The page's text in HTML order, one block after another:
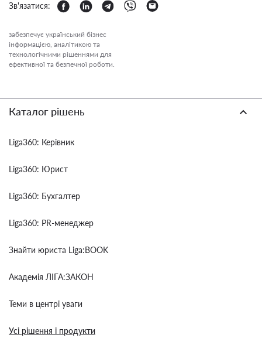
Зв'язатися:
забезпечує український бізнес
інформацією, аналітикою та
технологічними рішеннями для
ефективної та безпечної роботи.
Каталог рішень
Liga360: Керівник
Liga360: Юрист
Liga360: Бухгалтер
Liga360: PR-менеджер
Знайти юриста Liga:BOOK
Академія ЛІГА:ЗАКОН
Теми в центрі уваги
Усі рішення і продукти